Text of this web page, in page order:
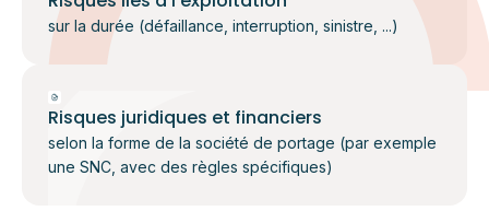
sur la durée (défaillance, interruption, sinistre, ...)
Risques juridiques et financiers
selon la forme de la société de portage (par exemple
une SNC, avec des règles spécifiques)